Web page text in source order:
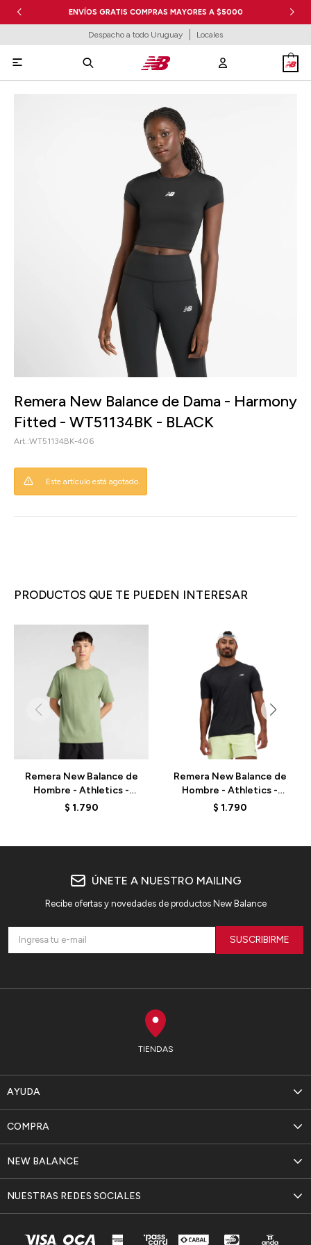
ENVÍOS GRATIS COMPRAS MAYORES A $5000
Despacho a todo Uruguay Locales

Remera New Balance de Dama - Harmony
Fitted - WT51134BK - BLACK
WT51134BK-406
Este artículo está agotado.
PRODUCTOS QUE TE PUEDEN INTERESAR
Remera New Balance de
Hombre - Athletics -
MT41533AAR - GREEN
$ 1.790
Remera New Balance de
Hombre - Athletics -
MT41253BK - BLACK
$ 1.790
TIENDAS
AYUDA
NEW BALANCE
COMPRA
NUESTRAS REDES SOCIALES
ÚNETE A NUESTRO MAILING
Recibe ofertas y novedades de productos New Balance
SUSCRIBIRME